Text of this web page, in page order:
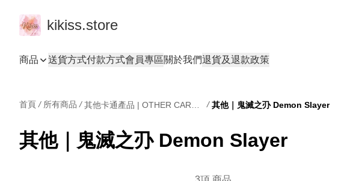
kikiss.store
商品 送貨方式付款方式會員專區關於我們退貨及退款政策
首頁 / 所有商品 / / 其他｜鬼滅之刅 Demon Slayer
其他｜鬼滅之刅 Demon Slayer